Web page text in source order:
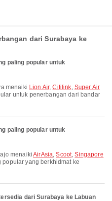
dari Surabaya ke
paling popular untuk
menaiki Lion Air,Citilink, Super Air
untuk penerbangan dari bandar
paling popular untuk
menaikiAirAsia,Scoot,Singapore
yang berkhidmat ke
dari Surabaya ke Labuan